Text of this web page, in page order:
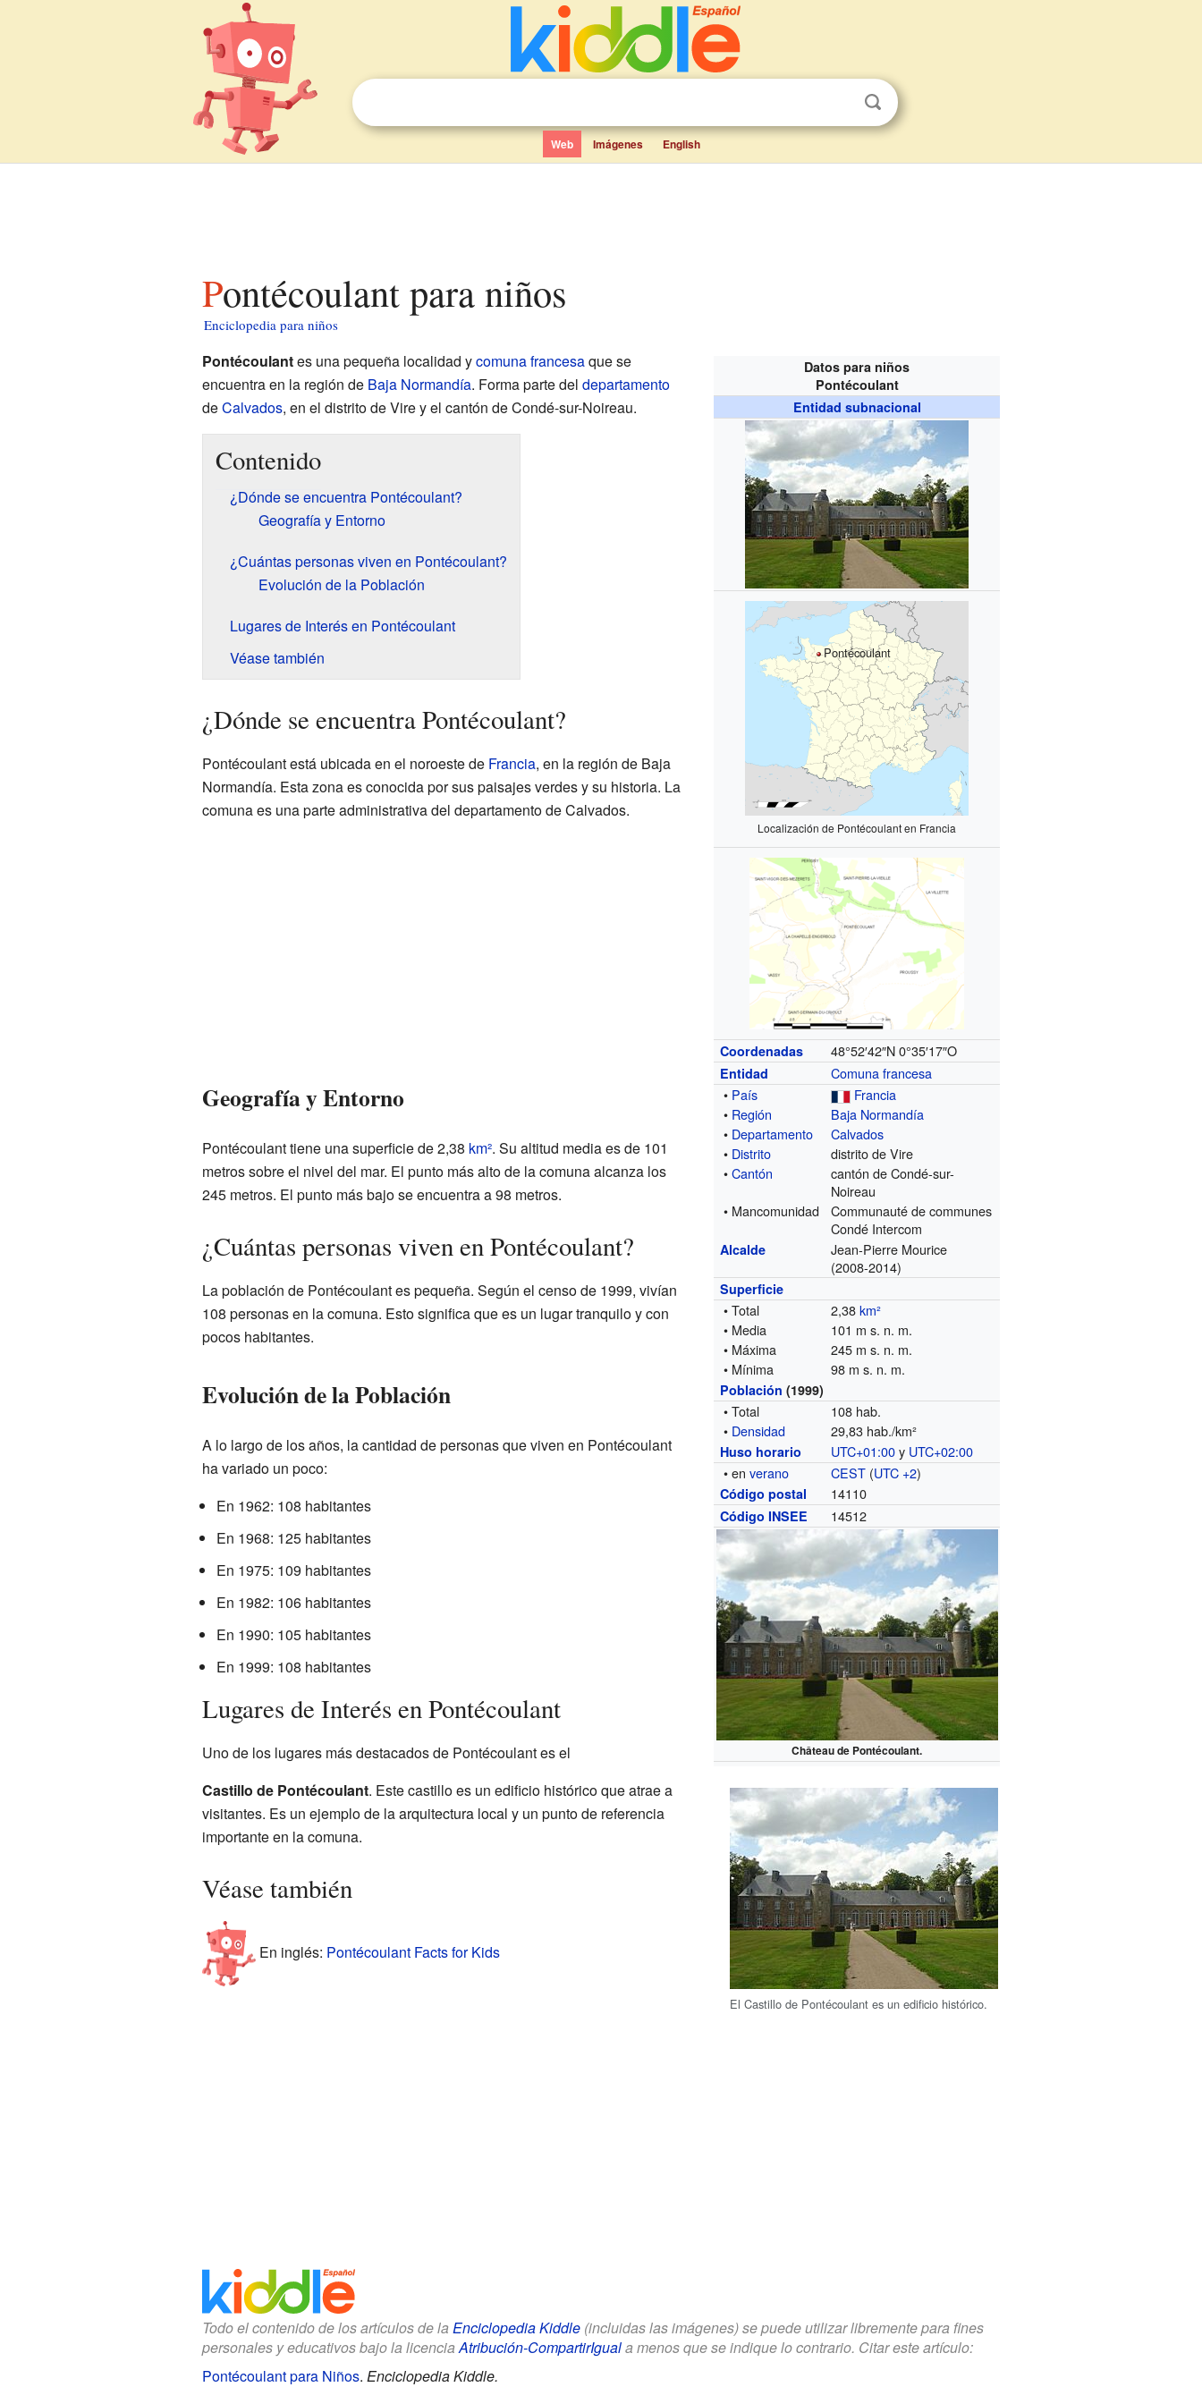
Web Imágenes English
Pontécoulant para niños
Enciclopedia para niños
Datos para niños
Pontécoulant
Entidad subnacional
Pontécoulant
Localización de Pontécoulant en Francia
Coordenadas 48°52′42″N 0°35′17″O
Entidad
Comuna francesa
• País
Francia
• Región
Baja Normandía
• Departamento
Calvados
• Distrito
distrito de Vire
•Cantón
cantón de Condé-sur-
Noireau
• Mancomunidad
Communauté de communes
Condé Intercom
Alcalde
Jean-Pierre Mourice
(2008-2014)
Superficie
• Total 2,38km²
• Media
101 m s. n. m.
• Máxima
245 m s. n. m.
• Mínima
98 m s. n. m.
Población (1999)
• Total
108 hab.
• Densidad 29,83 hab./km²
Huso horario UTC+01:00y UTC+02:00
• enverano CEST (UTC +2)
Código postal 14110
Código INSEE 14512
Château de Pontécoulant.
Pontécoulantes una pequeña localidad ycomuna francesaque se
encuentra en la región de Baja Normandía. Forma parte del departamento
deCalvados, en el distrito de Vire y el cantón de Condé-sur-Noireau.
Contenido
¿Dónde se encuentra Pontécoulant?
Geografía y Entorno
¿Cuántas personas viven en Pontécoulant?
Evolución de la Población
Lugares de Interés en Pontécoulant
Véase también
¿Dónde se encuentra Pontécoulant?
Pontécoulant está ubicada en el noroeste de Francia, en la región de Baja
Normandía. Esta zona es conocida por sus paisajes verdes y su historia. La
comuna es una parte administrativa del departamento de Calvados.
Geografía y Entorno
Pontécoulant tiene una superficie de 2,38 km². Su altitud media es de 101
metros sobre el nivel del mar. El punto más alto de la comuna alcanza los
245 metros. El punto más bajo se encuentra a 98 metros.
¿Cuántas personas viven en Pontécoulant?
La población de Pontécoulant es pequeña. Según el censo de 1999, vivían
108 personas en la comuna. Esto significa que es un lugar tranquilo y con
pocos habitantes.
Evolución de la Población
A lo largo de los años, la cantidad de personas que viven en Pontécoulant
ha variado un poco:
En 1962: 108 habitantes
En 1968: 125 habitantes
En 1975: 109 habitantes
En 1982: 106 habitantes
En 1990: 105 habitantes
En 1999: 108 habitantes
Lugares de Interés en Pontécoulant
Uno de los lugares más destacados de Pontécoulant es el
El Castillo de Pontécoulant es un edificio histórico.
Castillo de Pontécoulant. Este castillo es un edificio histórico que atrae a
visitantes. Es un ejemplo de la arquitectura local y un punto de referencia
importante en la comuna.
Véase también
En inglés: Pontécoulant Facts for Kids
Todo el contenido de los artículos de la Enciclopedia Kiddle(incluidas las imágenes) se puede utilizar libremente para fines
personales y educativos bajo la licenciaAtribución-CompartirIguala menos que se indique lo contrario. Citar este artículo:
Pontécoulant para Niños. Enciclopedia Kiddle.